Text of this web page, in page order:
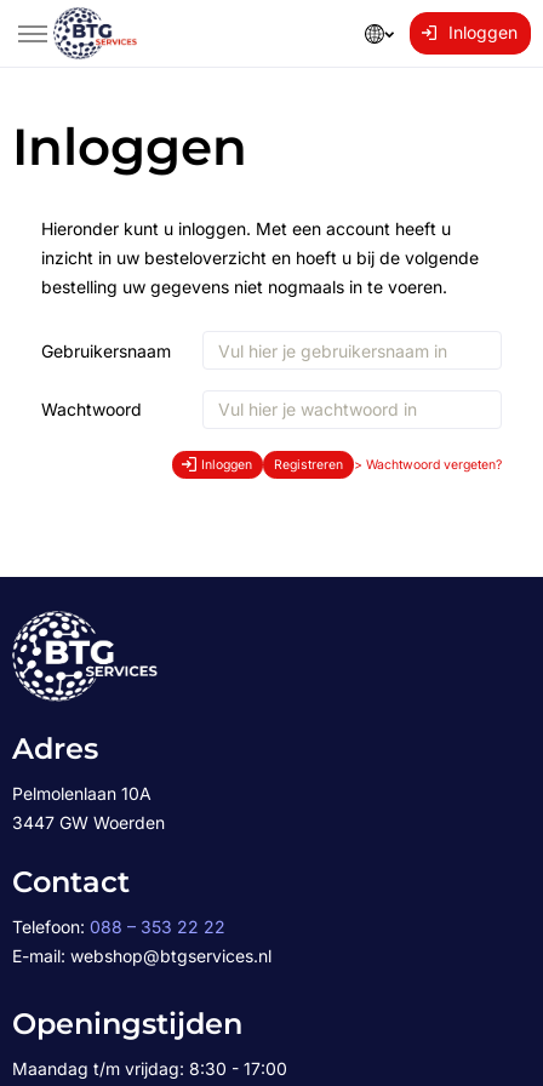
Inloggen
Inloggen
Hieronder kunt u inloggen. Met een account heeft u
inzicht in uw besteloverzicht en hoeft u bij de volgende
bestelling uw gegevens niet nogmaals in te voeren.
Gebruikersnaam
Wachtwoord
Inloggen Registreren > Wachtwoord vergeten?
Adres
Pelmolenlaan 10A
3447 GW Woerden
Contact
Telefoon: 088 – 353 22 22
E-mail: webshop@btgservices.nl
Openingstijden
Maandag t/m vrijdag: 8:30 - 17:00